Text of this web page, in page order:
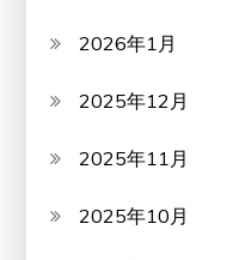
2026年1月
2025年12月
2025年11月
2025年10月